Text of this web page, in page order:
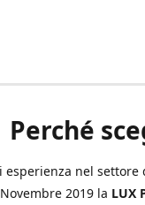
Perché
nel settore
2019 la LUX